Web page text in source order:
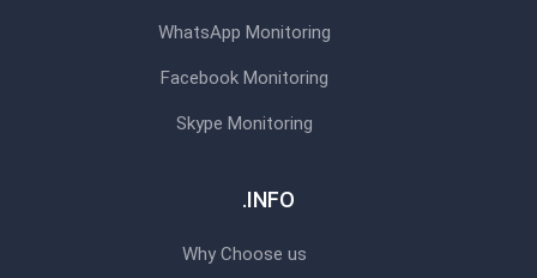
WhatsApp Monitoring
Facebook Monitoring
Skype Monitoring
INFO.
Why Choose us